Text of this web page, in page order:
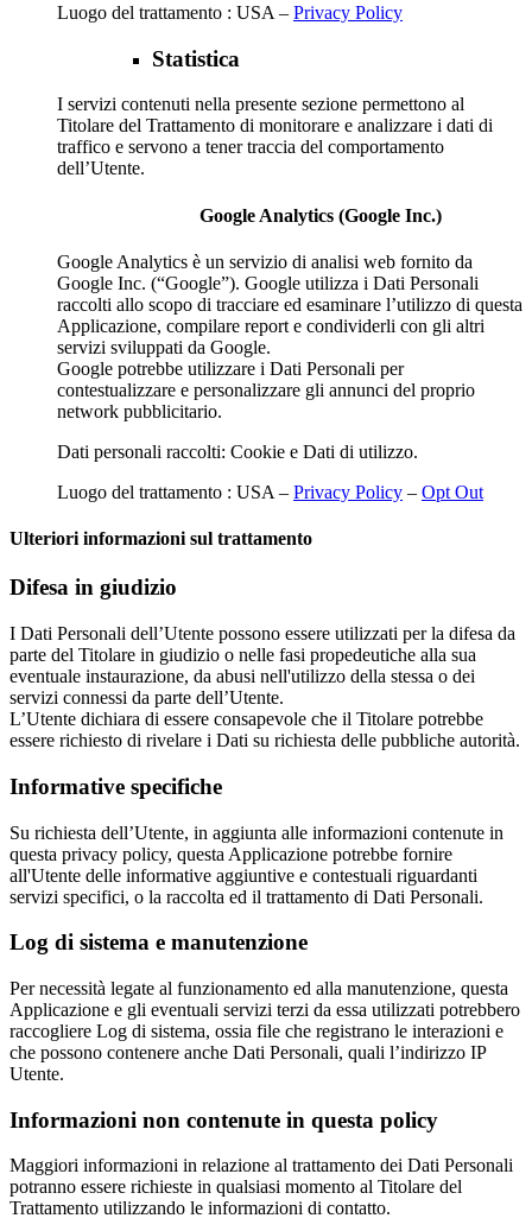
Luogo del trattamento : USA – Privacy Policy
Statistica
I servizi contenuti nella presente sezione permettono al
Titolare del Trattamento di monitorare e analizzare i dati di
traffico e servono a tener traccia del comportamento
dell’Utente.
Google Analytics (Google Inc.)
Google Analytics è un servizio di analisi web fornito da
Google Inc. (“Google”). Google utilizza i Dati Personali
raccolti allo scopo di tracciare ed esaminare l’utilizzo di questa
Applicazione, compilare report e condividerli con gli altri
servizi sviluppati da Google.
Google potrebbe utilizzare i Dati Personali per
contestualizzare e personalizzare gli annunci del proprio
network pubblicitario.
Dati personali raccolti: Cookie e Dati di utilizzo.
Luogo del trattamento : USA – Privacy Policy – Opt Out
Ulteriori informazioni sul trattamento
Difesa in giudizio
I Dati Personali dell’Utente possono essere utilizzati per la difesa da
parte del Titolare in giudizio o nelle fasi propedeutiche alla sua
eventuale instaurazione, da abusi nell'utilizzo della stessa o dei
servizi connessi da parte dell’Utente.
L’Utente dichiara di essere consapevole che il Titolare potrebbe
essere richiesto di rivelare i Dati su richiesta delle pubbliche autorità.
Informative specifiche
Su richiesta dell’Utente, in aggiunta alle informazioni contenute in
questa privacy policy, questa Applicazione potrebbe fornire
all'Utente delle informative aggiuntive e contestuali riguardanti
servizi specifici, o la raccolta ed il trattamento di Dati Personali.
Log di sistema e manutenzione
Per necessità legate al funzionamento ed alla manutenzione, questa
Applicazione e gli eventuali servizi terzi da essa utilizzati potrebbero
raccogliere Log di sistema, ossia file che registrano le interazioni e
che possono contenere anche Dati Personali, quali l’indirizzo IP
Utente.
Informazioni non contenute in questa policy
Maggiori informazioni in relazione al trattamento dei Dati Personali
potranno essere richieste in qualsiasi momento al Titolare del
Trattamento utilizzando le informazioni di contatto.